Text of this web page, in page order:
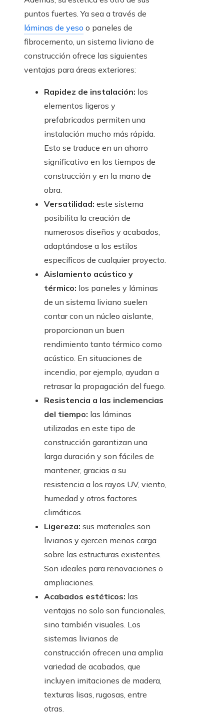
puntos fuertes. Ya sea a través de
láminas de yeso o paneles de
fibrocemento, un sistema liviano de
construcción ofrece las siguientes
ventajas para áreas exteriores:
Rapidez de instalación: los
elementos ligeros y
prefabricados permiten una
instalación mucho más rápida.
Esto se traduce en un ahorro
significativo en los tiempos de
construcción y en la mano de
obra.
Versatilidad: este sistema
posibilita la creación de
numerosos diseños y acabados,
adaptándose a los estilos
específicos de cualquier proyecto.
Aislamiento acústico y
térmico: los paneles y láminas
de un sistema liviano suelen
contar con un núcleo aislante,
proporcionan un buen
rendimiento tanto térmico como
acústico. En situaciones de
incendio, por ejemplo, ayudan a
retrasar la propagación del fuego.
Resistencia a las inclemencias
del tiempo: las láminas
utilizadas en este tipo de
construcción garantizan una
larga duración y son fáciles de
mantener, gracias a su
resistencia a los rayos UV, viento,
humedad y otros factores
climáticos.
Ligereza: sus materiales son
livianos y ejercen menos carga
sobre las estructuras existentes.
Son ideales para renovaciones o
ampliaciones.
Acabados estéticos: las
ventajas no solo son funcionales,
sino también visuales. Los
sistemas livianos de
construcción ofrecen una amplia
variedad de acabados, que
incluyen imitaciones de madera,
texturas lisas, rugosas, entre
otras.